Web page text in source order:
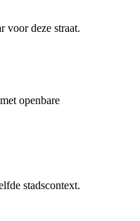
voor deze straat.
openbare
stadscontext.